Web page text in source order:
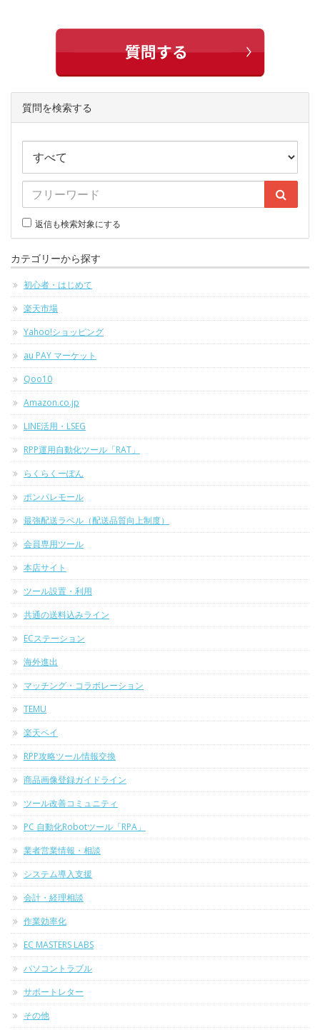
質問を検索する
返信も検索対象にする
カテゴリーから探す
初心者・はじめて
楽天市場
Yahoo!ショッピング
au PAY マーケット
Qoo10
Amazon.co.jp
LINE活用・LSEG
RPP運用自動化ツール「RAT」
らくらくーぽん
ポンパレモール
最強配送ラベル（配送品質向上制度）
会員専用ツール
本店サイト
ツール設置・利用
共通の送料込みライン
ECステーション
海外進出
マッチング・コラボレーション
TEMU
楽天ペイ
RPP攻略ツール情報交換
商品画像登録ガイドライン
ツール改善コミュニティ
PC 自動化Robotツール「RPA」
業者営業情報・相談
システム導入支援
会計・経理相談
作業効率化
EC MASTERS LABS
パソコントラブル
サポートレター
その他